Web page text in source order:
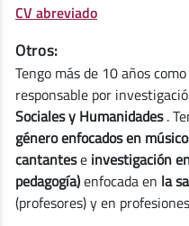
CV abreviado
Otros:
Tengo más de 10 años
responsable por
Sociales y Humanidades.
género enfocados en
cantantese investigación
pedagogía)enfocada en la
(profesores) y en